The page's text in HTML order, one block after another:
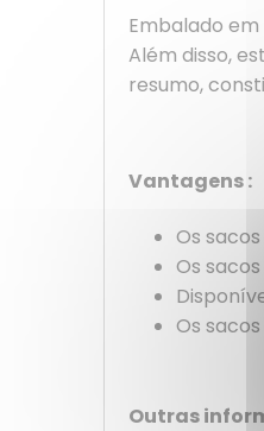
Embalado em
Além disso,
resumo,
Vantagens :
Os
Os
Os
Outras